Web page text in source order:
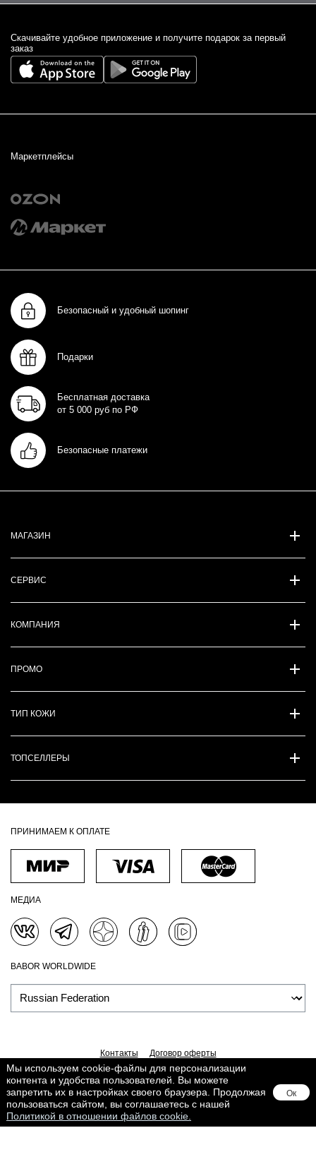
Cкачивайте удобное приложение и получите подарок за первый
заказ
Маркетплейсы
Безопасный и удобный шопинг
Подарки
Бесплатная доставка
от 5 000 руб по РФ
Безопасные платежи
МАГАЗИН
СЕРВИС
КОМПАНИЯ
ПРОМО
ТИП КОЖИ
ТОПСЕЛЛЕРЫ
ПРИНИМАЕМ К ОПЛАТЕ
МЕДИА
BABOR WORLDWIDE
Контакты
Договор оферты
Политика обработки персональных данных
Доставка
Обработка персональных данных
Сведения о Cookies
Поддерживается вLighthouse
Мы используем cookie-файлы для персонализации
контента и удобства пользователей. Вы можете
запретить их в настройках своего браузера. Продолжая
пользоваться сайтом, вы соглашаетесь с нашей
Политикой в отношении файлов cookie.
Ок